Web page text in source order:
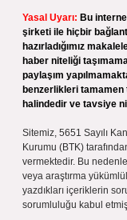
Yasal Uyarı: Bu
şirketi ile hiçbir
hazırladığımız
haber niteliği
paylaşım
benzerlikleri
halindedir ve tavsiye
Sitemiz, 5651 Sayılı
Kurumu (BTK)
vermektedir. Bu
veya araştırma
yazdıkları içeriklerin
sorumluluğu kabul etmiş